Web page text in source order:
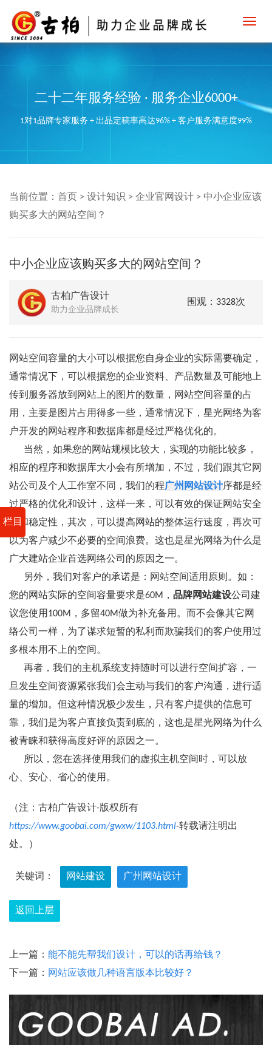
二十二年服务经验 · 服务企业6000+
1对1品牌专家服务 + 出品定稿率高达96% + 客户服务满意度99%
栏目
当前位置： 首页 > 设计知识 > 企业官网设计 > 中小企业应该
购买多大的网站空间？
中小企业应该购买多大的网站空间？
古柏广告设计
助力企业品牌成长
围观：3328次
网站空间容量的大小可以根据您自身企业的实际需要确定，
通常情况下，可以根据您的企业资料、产品数量及可能地上
传到服务器放到网站上的图片的数量，网站空间容量的占
用，主要是图片占用得多一些，通常情况下，星光网络为客
户开发的网站程序和数据库都是经过严格优化的。
当然，如果您的网站规模比较大，实现的功能比较多，
相应的程序和数据库大小会有所增加，不过，我们跟其它网
站公司及个人工作室不同，我们的程广州网站设计序都是经
过严格的优化和设计，这样一来，可以有效的保证网站安全
性和稳定性，其次，可以提高网站的整体运行速度，再次可
以为客户减少不必要的空间浪费。这也是星光网络为什么是
广大建站企业首选网络公司的原因之一。
另外，我们对客户的承诺是：网站空间适用原则。如：
您的网站实际的空间容量要求是60M， 品牌网站建设公司建
议您使用100M，多留40M做为补充备用。而不会像其它网
络公司一样，为了谋求短暂的私利而欺骗我们的客户使用过
多根本用不上的空间。
再者，我们的主机系统支持随时可以进行空间扩容，一
旦发生空间资源紧张我们会主动与我们的客户沟通，进行适
量的增加。但这种情况极少发生，只有客户提供的信息可
靠，我们是为客户直接负责到底的，这也是星光网络为什么
被青睐和获得高度好评的原因之一。
所以，您在选择使用我们的虚拟主机空间时，可以放
心、安心、省心的使用。
（注：古柏广告设计-版权所有
https://www.goobai.com/gwxw/1103.html-转载请注明出
处。）
关键词： 网站建设 广州网站设计
返回上层
上一篇： 能不能先帮我们设计，可以的话再给钱？
下一篇： 网站应该做几种语言版本比较好？